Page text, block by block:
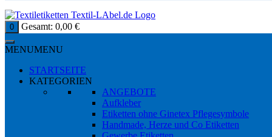
0 Gesamt: 0,00 €
MENUMENU
STARTSEITE
KATEGORIEN
ANGEBOTE
Aufkleber
Etiketten ohne Ginetex Pflegesymbole
Handmade, Herze und Co Etiketten